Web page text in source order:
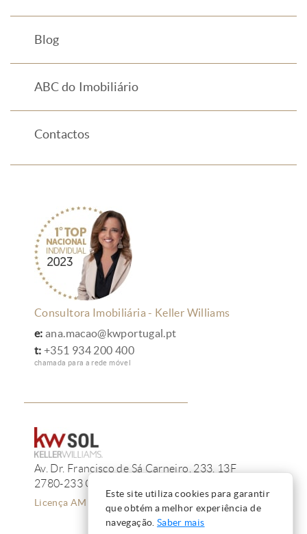
Blog
ABC do Imobiliário
Contactos
Consultora Imobiliária - Keller Williams
e: ana.macao@kwportugal.pt
t: +351 934 200 400
chamada para a rede móvel
Av. Dr. Francisco de Sá Carneiro, 233, 13F
2780-233 Oeiras
Licença AMI 12223
Este site utiliza cookies para garantir
que obtém a melhor experiência de
navegação. Saber mais